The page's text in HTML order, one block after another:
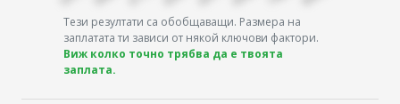
Тези резултати са обобщаващи. Размера на
заплатата ти зависи от някой ключови фактори.
Виж колко точно трябва да е твоята
заплата.